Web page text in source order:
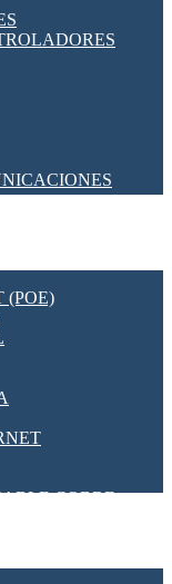
CORRIENTE
(POE)
COBRE